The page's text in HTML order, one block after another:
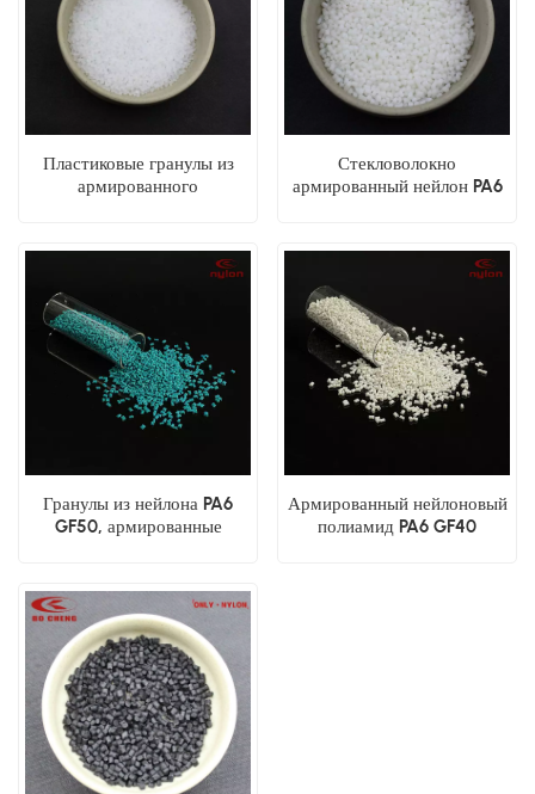
Пластиковые гранулы из
армированного
Стекловолокно
армированный нейлон PA6
Гранулы из нейлона PA6
GF50, армированные
Армированный нейлоновый
полиамид PA6 GF40